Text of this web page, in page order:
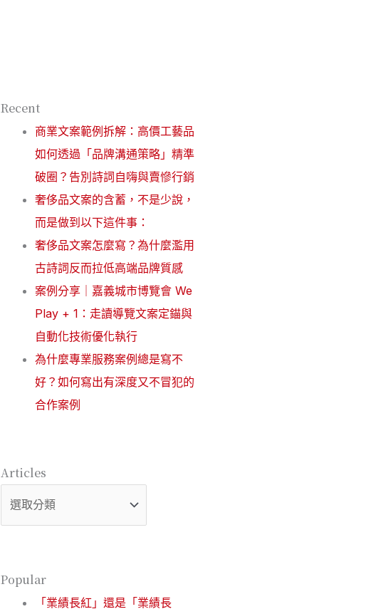
Recent
商業文案範例拆解：高價工藝品
如何透過「品牌溝通策略」精準
破圈？告別詩詞自嗨與賣慘行銷
奢侈品文案的含蓄，不是少說，
而是做到以下這件事：
奢侈品文案怎麼寫？為什麼濫用
古詩詞反而拉低高端品牌質感
案例分享｜嘉義城市博覽會 We
Play + 1：走讀導覽文案定錨與
自動化技術優化執行
為什麼專業服務案例總是寫不
好？如何寫出有深度又不冒犯的
合作案例
Articles
Popular
「業績長紅」還是「業績長